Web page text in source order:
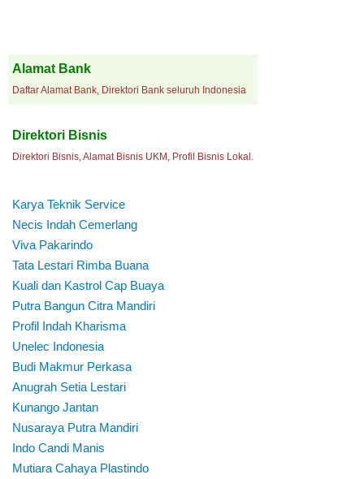
Alamat Bank
Daftar Alamat Bank, Direktori Bank seluruh Indonesia
Direktori Bisnis
Direktori Bisnis, Alamat Bisnis UKM, Profil Bisnis Lokal.
Karya Teknik Service
Necis Indah Cemerlang
Viva Pakarindo
Tata Lestari Rimba Buana
Kuali dan Kastrol Cap Buaya
Putra Bangun Citra Mandiri
Profil Indah Kharisma
Unelec Indonesia
Budi Makmur Perkasa
Anugrah Setia Lestari
Kunango Jantan
Nusaraya Putra Mandiri
Indo Candi Manis
Mutiara Cahaya Plastindo